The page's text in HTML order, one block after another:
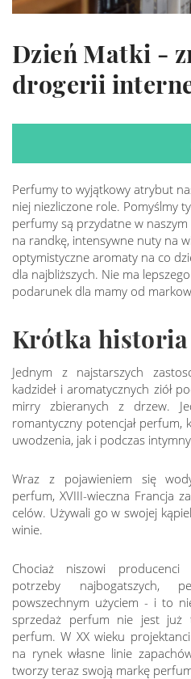
Dzień Matki -
drogerii
Perfumy to wyjątkowy atrybut
niej niezliczone role. Pomyślmy
perfumy są przydatne w naszym
na randkę, intensywne nuty na
optymistyczne aromaty na co
dla najbliższych. Nie ma
podarunek dla mamy od
Krótka
Jednym z najstarszych
kadzideł i aromatycznych ziół
mirry zbieranych z drzew.
romantyczny potencjał
uwodzenia, jak i podczas
Wraz z pojawieniem się
perfum, XVIII-wieczna Francja
celów. Używali go w swojej
winie.
Chociaż niszowi
potrzeby najbogatszych,
powszechnym użyciem - i to
sprzedaż perfum nie jest już
perfum. W XX wieku
na rynek własne linie
tworzy teraz swoją markę